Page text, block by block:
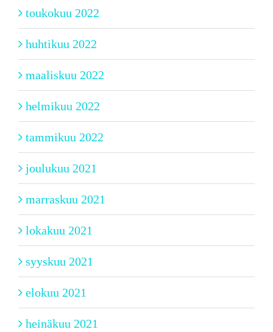
toukokuu 2022
huhtikuu 2022
maaliskuu 2022
helmikuu 2022
tammikuu 2022
joulukuu 2021
marraskuu 2021
lokakuu 2021
syyskuu 2021
elokuu 2021
heinäkuu 2021